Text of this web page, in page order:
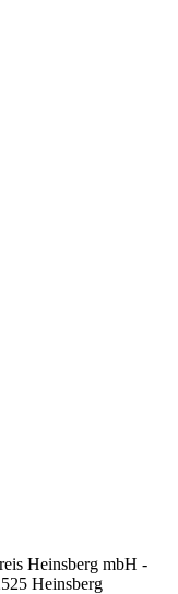
Heins­berg mbH -
Heinsberg